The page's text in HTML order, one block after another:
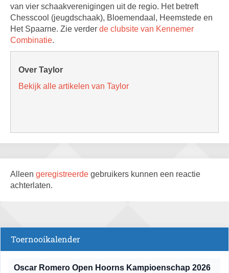
van vier schaakverenigingen uit de regio. Het betreft
Chesscool (jeugdschaak), Bloemendaal, Heemstede en
Het Spaarne. Zie verder de clubsite van Kennemer
Combinatie.
Over Taylor
Bekijk alle artikelen van Taylor
Alleen geregistreerde gebruikers kunnen een reactie
achterlaten.
Toernooikalender
Oscar Romero Open Hoorns Kampioenschap 2026